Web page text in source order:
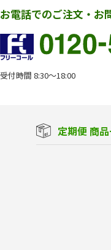
お電話でのご注文・お
受付時間 8:30〜18:00
定期便 商